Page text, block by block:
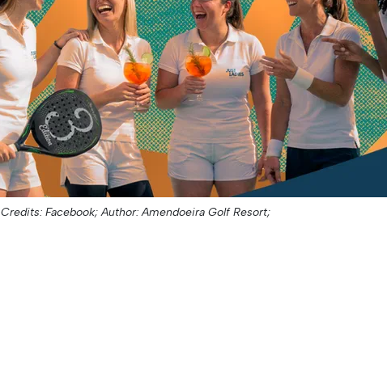
Credits: Facebook; Author: Amendoeira Golf Resort;